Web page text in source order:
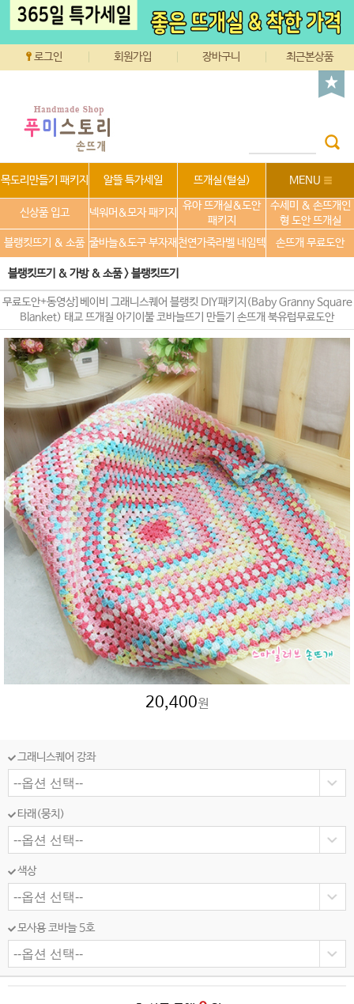
로그인 회원가입 장바구니 최근본상품
목도리만들기 패키지 알뜰 특가세일 뜨개실(털실) MENU
신상품 입고 넥워머&모자 패키지
유아 뜨개실&도안
패키지
수세미 & 손뜨개인
형 도안 뜨개실
블랭킷뜨기 & 소품 줄바늘&도구 부자재 천연가죽라벨 네임텍 손뜨개 무료도안
블랭킷뜨기 & 가방 & 소품>블랭킷뜨기
무료도안+동영상]베이비 그래니스퀘어 블랭킷 DIY패키지(Baby Granny Square
Blanket) 태교 뜨개질 아기이불 코바늘뜨기 만들기 손뜨개 북유럽무료도안
20,400원
그래니스퀘어 강좌
타래(뭉치)
색상
모사용 코바늘 5호